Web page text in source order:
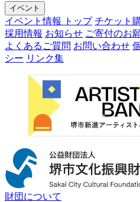
イベント
イベント情報 トップ チケット
採用情報 お知らせ ご寄付のお
よくあるご質問 お問い合わせ
シー リンク集
財団について